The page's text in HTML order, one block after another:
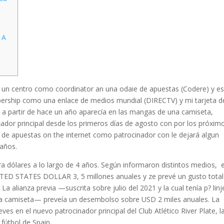
centro como coordinator an una odaie de apuestas (Codere) y es
como una enlace de medios mundial (DIRECTV) y mi tarjeta
partir de hace un año aparecía en las mangas de una camiseta,
principal desde los primeros días de agosto con por los
apuestas on the internet como patrocinador con le dejará algun
dólares a lo largo de 4 años. Según informaron distintos medios,
STATES DOLLAR 3, 5 millones anuales y ze prevé un gusto
alianza previa —suscrita sobre julio del 2021 y la cual tenía p?
preveía un desembolso sobre USD 2 miles anuales. La
en el nuevo patrocinador principal del Club Atlético River Plate, la